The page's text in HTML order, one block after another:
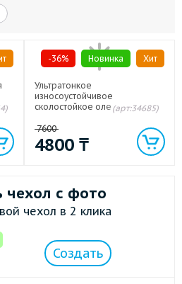
-36% Новинка Хит
Ультратонкое
износоустойчивое
сколостойкое олеофобное
Xiaomi Mi Pad 2/MiPad 3
(арт:34685)
7600
4800 ₸
чехол с фото
чехол в 2 клика
Создать